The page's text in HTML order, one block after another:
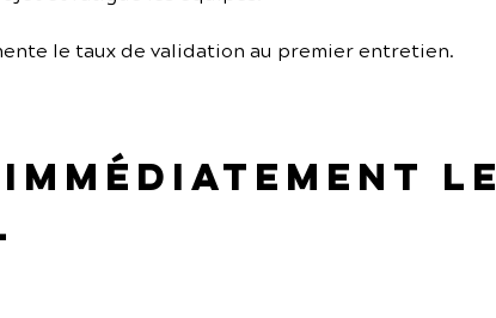
le taux de validation au premier entretien.